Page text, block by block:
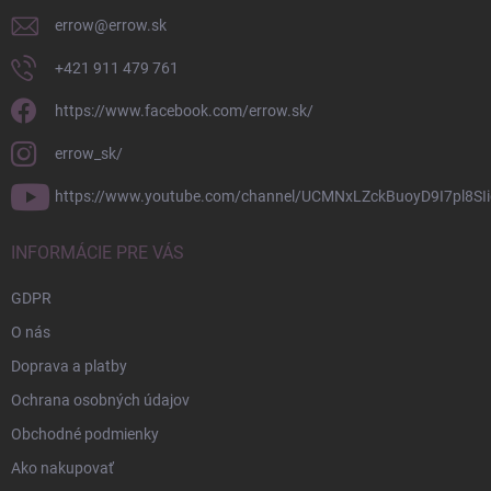
errow@errow.sk
+421 911 479 761
https://www.facebook.com/errow.sk/
errow_sk/
https://www.youtube.com/channel/
INFORMÁCIE PRE VÁS
GDPR
O nás
Doprava a platby
Ochrana osobných údajov
Obchodné podmienky
Ako nakupovať